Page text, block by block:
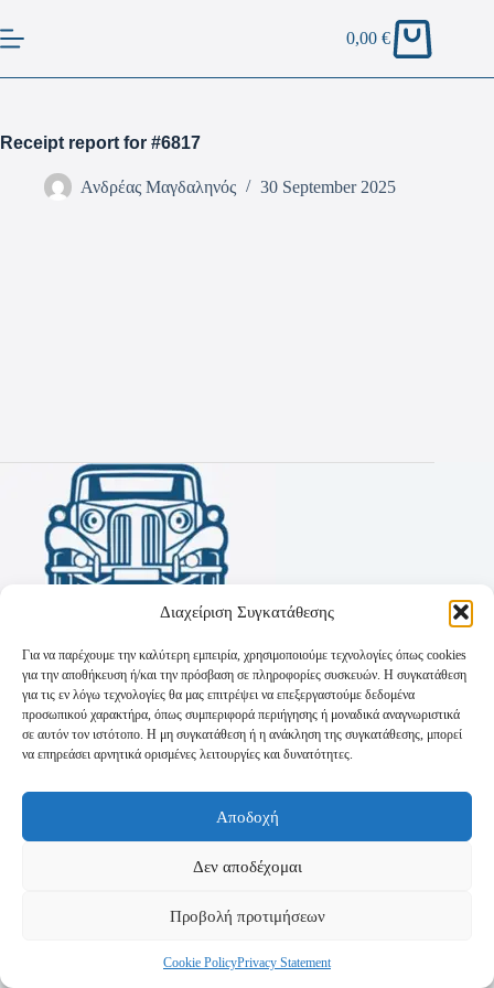
Διαχείριση Συγκατάθεσης
Για να παρέχουμε την καλύτερη εμπειρία, χρησιμοποιούμε τεχνολογίες όπως cookies
για την αποθήκευση ή/και την πρόσβαση σε πληροφορίες συσκευών. Η συγκατάθεση
για τις εν λόγω τεχνολογίες θα μας επιτρέψει να επεξεργαστούμε δεδομένα
προσωπικού χαρακτήρα, όπως συμπεριφορά περιήγησης ή μοναδικά αναγνωριστικά
σε αυτόν τον ιστότοπο. Η μη συγκατάθεση ή η ανάκληση της συγκατάθεσης, μπορεί
να επηρεάσει αρνητικά ορισμένες λειτουργίες και δυνατότητες.
Αποδοχή
Δεν αποδέχομαι
Προβολή προτιμήσεων
Cookie PolicyPrivacy Statement
0,00€
Receipt report for #6817
Ανδρέας Μαγδαληνός 30 September 2025
Πολιτική Απορρήτου
Τρόποι Αποστολής
Τρόποι Πληρωμής